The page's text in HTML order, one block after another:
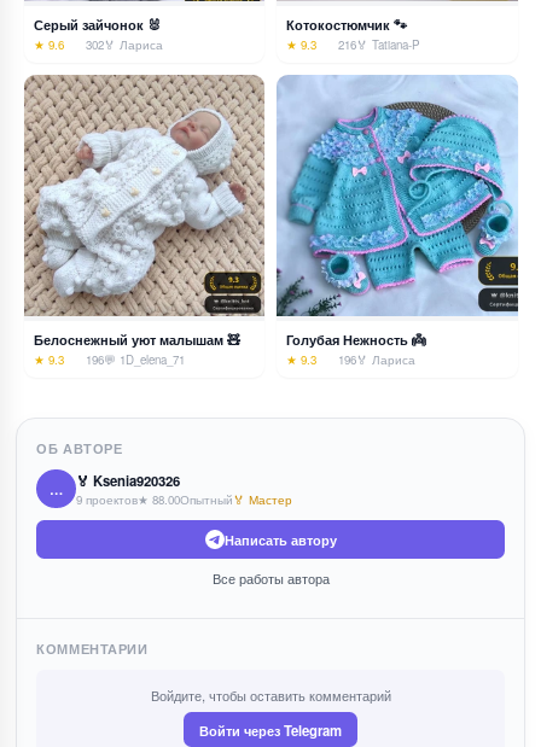
Серый зайчонок 🐰
★ 9.6 302🏅 Лариса
Котокостюмчик 🐾
★ 9.3 216🏅 Tatiana-P
Белоснежный уют малышам 🧸
★ 9.3 196💬 1D_elena_71
Голубая Нежность 👼
★ 9.3 196🏅 Лариса
ОБ АВТОРЕ
… 🏅 Ksenia920326
9 проектов★ 88.00Опытный🏅 Мастер
Написать автору
Все работы автора
КОММЕНТАРИИ
Войдите, чтобы оставить комментарий
Войти через Telegram